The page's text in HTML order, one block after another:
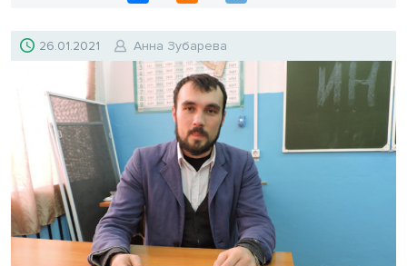
26.01.2021 Анна Зубарева